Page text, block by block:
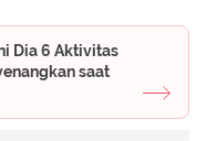
Dia 6 Aktivitas
saat